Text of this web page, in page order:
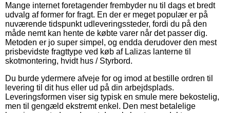
Mange internet foretagender frembyder nu til dags et bredt
udvalg af former for fragt. En der er meget populær er på
nuværende tidspunkt udleveringssteder, fordi du på den
måde nemt kan hente de købte varer når det passer dig.
Metoden er jo super simpel, og endda derudover den mest
prisbevidste fragttype ved køb af Lalizas lanterne til
skotmontering, hvidt hus / Styrbord.
Du burde ydermere afveje for og imod at bestille ordren til
levering til dit hus eller ud på din arbejdsplads.
Leveringsformen viser sig typisk en smule mere bekostelig,
men til gengæld ekstremt enkel. Den mest betalelige